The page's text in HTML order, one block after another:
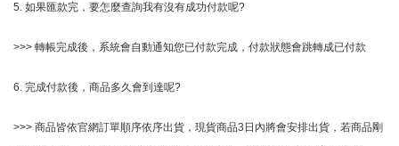
5. 如果匯款完，要怎麼查詢我有沒有成功付款呢?
>>> 轉帳完成後，系統會自動通知您已付款完成，付款狀態會跳轉成已付款
6. 完成付款後，商品多久會到達呢?
>>> 商品皆依官網訂單順序依序出貨，現貨商品3日內將會安排出貨，若商品剛